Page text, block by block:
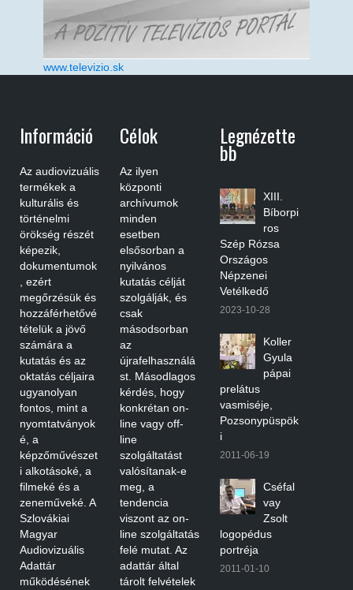
www.televizio.sk
Információ
Az audiovizuális
termékek a
kulturális és
történelmi
örökség részét
képezik,
dokumentumok
, ezért
megőrzésük és
hozzáférhetővé
tételük a jövő
számára a
kutatás és az
oktatás céljaira
ugyanolyan
fontos, mint a
nyomtatványok
é, a
képzőművészet
i alkotásoké, a
filmeké és a
zeneműveké. A
Szlovákiai
Magyar
Audiovizuális
Adattár
működésének
Célok
Az ilyen
központi
archívumok
minden
esetben
elsősorban a
nyilvános
kutatás célját
szolgálják, és
csak
másodsorban
az
újrafelhasználá
st. Másodlagos
kérdés, hogy
konkrétan on-
line vagy off-
line
szolgáltatást
valósítanak-e
meg, a
tendencia
viszont az on-
line szolgáltatás
felé mutat. Az
adattár által
tárolt felvételek
Legnézette
Bb
XIII.
Bíborpi
ros
Szép Rózsa
Országos
Népzenei
Vetélkedő
2023-10-28
Koller
Gyula
pápai
prelátus
vasmiséje,
Pozsonypüspök
i
2011-06-19
Cséfal
vay
Zsolt
logopédus
portréja
2011-01-10